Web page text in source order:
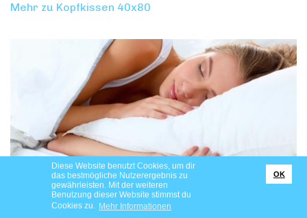
Diese Website benutzt Cookies, um dir
das bestmögliche Nutzerergebnis zu
gewährleisten. Mit der weiteren
Benutzung dieser Website stimmst du
Cookies zu. Mehr Informationen
OK
Mehr zu Kopfkissen 40x80